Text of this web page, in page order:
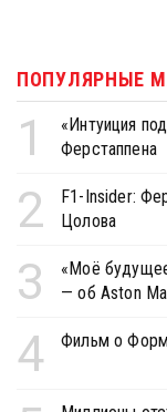
ПОПУЛЯРНЫЕ
1
«Интуиция
Ферстаппена
2
F1-Insider:
Цолова
3
«Моё
— об Aston
4 Фильм о